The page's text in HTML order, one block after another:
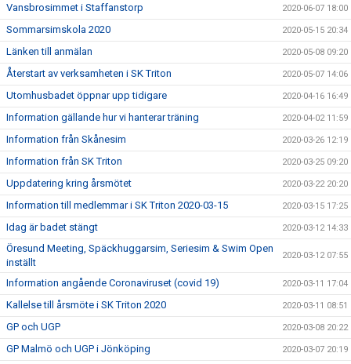
Vansbrosimmet i Staffanstorp 2020-06-07 18:00
Sommarsimskola 2020 2020-05-15 20:34
Länken till anmälan 2020-05-08 09:20
Återstart av verksamheten i SK Triton 2020-05-07 14:06
Utomhusbadet öppnar upp tidigare 2020-04-16 16:49
Information gällande hur vi hanterar träning 2020-04-02 11:59
Information från Skånesim 2020-03-26 12:19
Information från SK Triton 2020-03-25 09:20
Uppdatering kring årsmötet 2020-03-22 20:20
Information till medlemmar i SK Triton 2020-03-15 2020-03-15 17:25
Idag är badet stängt 2020-03-12 14:33
Öresund Meeting, Späckhuggarsim, Seriesim & Swim Open
inställt
2020-03-12 07:55
Information angående Coronaviruset (covid 19) 2020-03-11 17:04
Kallelse till årsmöte i SK Triton 2020 2020-03-11 08:51
GP och UGP 2020-03-08 20:22
GP Malmö och UGP i Jönköping 2020-03-07 20:19